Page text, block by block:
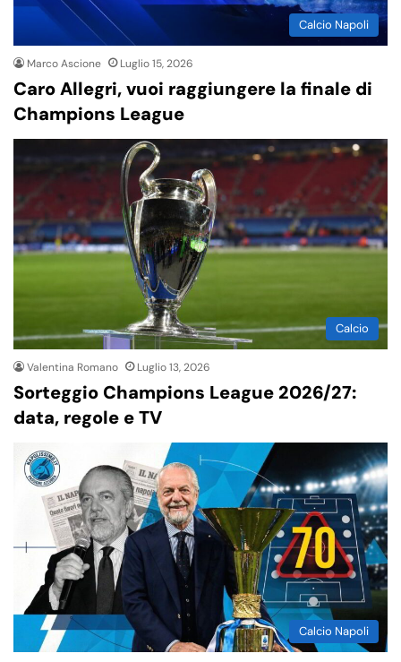
Calcio Napoli
Marco Ascione Luglio 15, 2026
Caro Allegri, vuoi raggiungere la finale di
Champions League
Calcio
Valentina Romano Luglio 13, 2026
Sorteggio Champions League 2026/27:
data, regole e TV
Calcio Napoli